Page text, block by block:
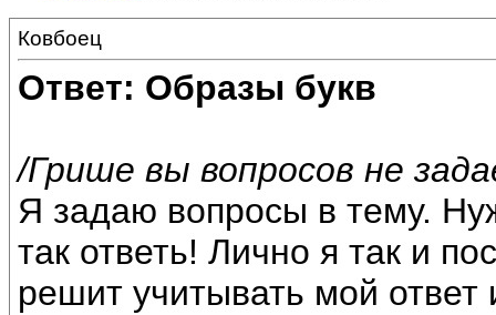
Ковбоец
Ответ: Образы букв
/Грише вы вопросов не
Я задаю вопросы в тему.
так ответь! Лично я так и
решит учитывать мой ответ